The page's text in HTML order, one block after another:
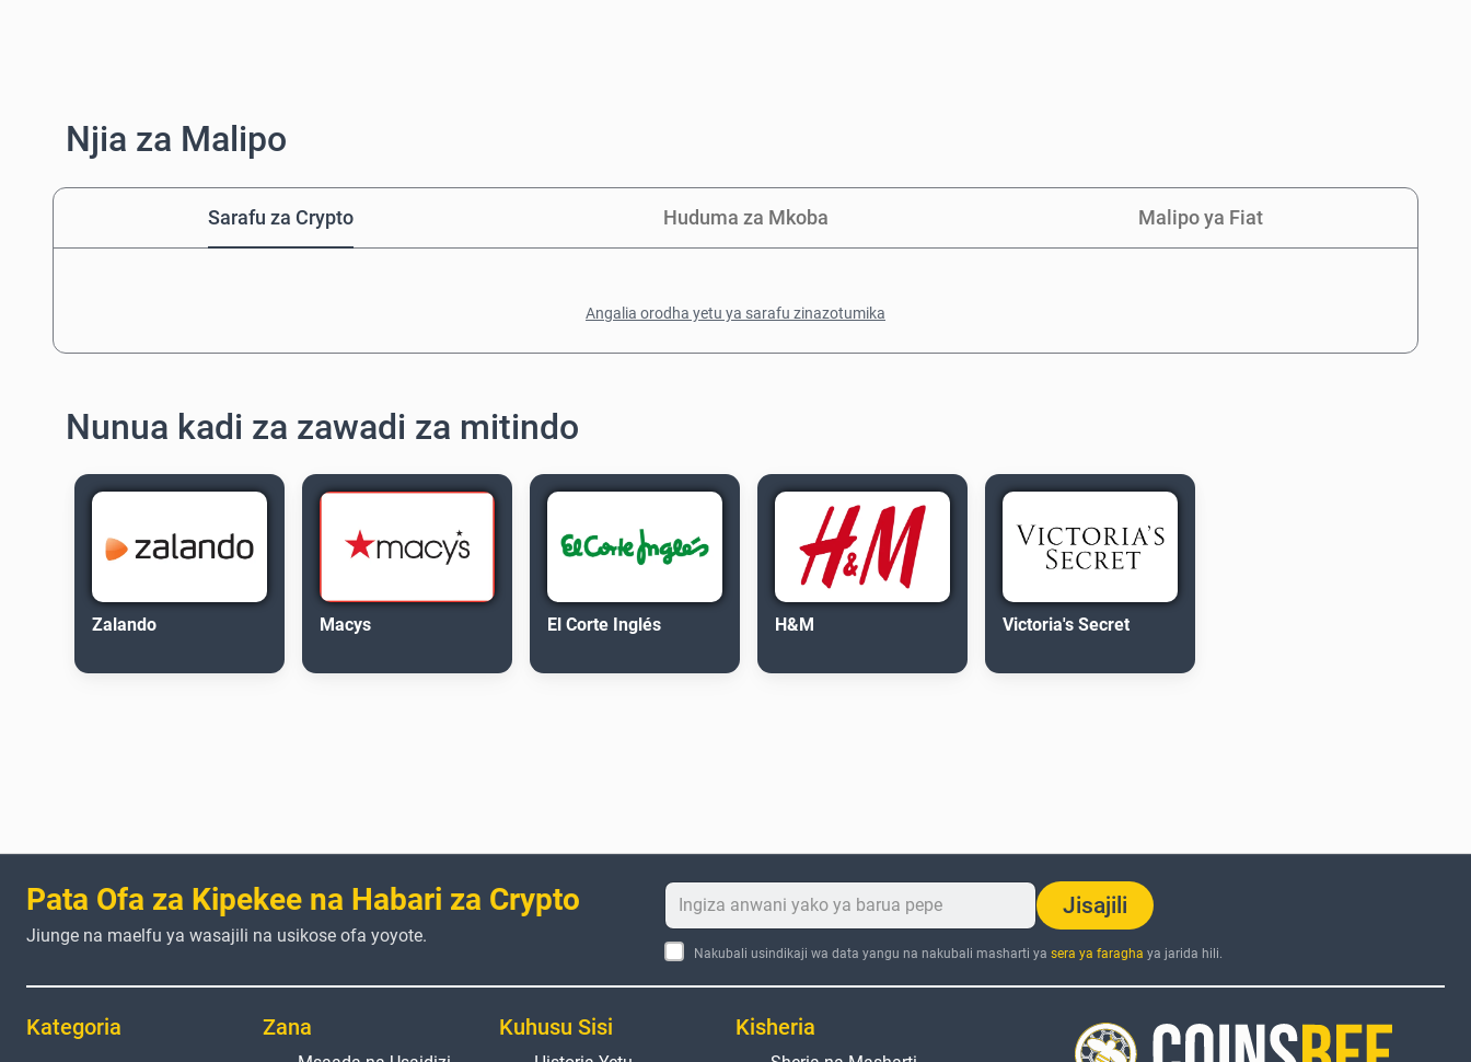
Njia za Malipo
Sarafu za Crypto Huduma za Mkoba Malipo ya Fiat
Angalia orodha yetu ya sarafu zinazotumika
Nunua kadi za zawadi za mitindo
Zalando Macys El Corte Inglés H&M Victoria's Secret
Pata Ofa za Kipekee na Habari za Crypto
Jiunge na maelfu ya wasajili na usikose ofa yoyote.
Jisajili
Nakubali usindikaji wa data yangu na nakubali masharti ya sera ya faragha ya jarida hili.
Kategoria Zana Kuhusu Sisi Kisheria